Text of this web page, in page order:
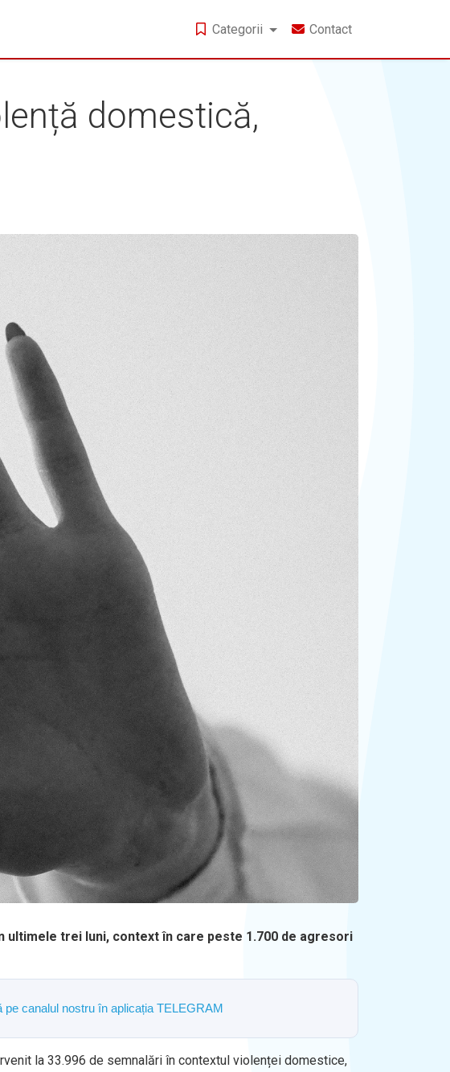
Categorii Contact
domestică,
trei luni, context în care peste 1.700 de agresori
canalul nostru în aplicația TELEGRAM
la 33.996 de semnalări în contextul violenței domestice,